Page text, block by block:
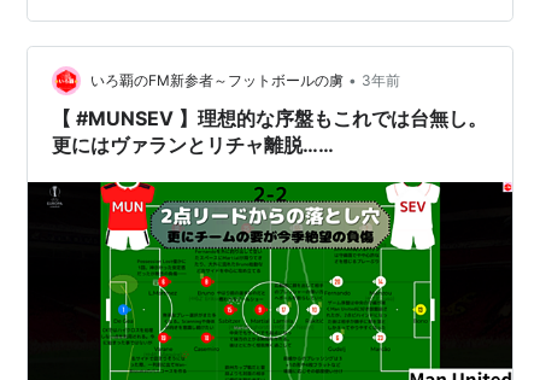
いろ覇のFM新参者～フットボールの虜 • 3年前
【 #MUNSEV 】理想的な序盤もこれでは台無し。
更にはヴァランとリチャ離脱……